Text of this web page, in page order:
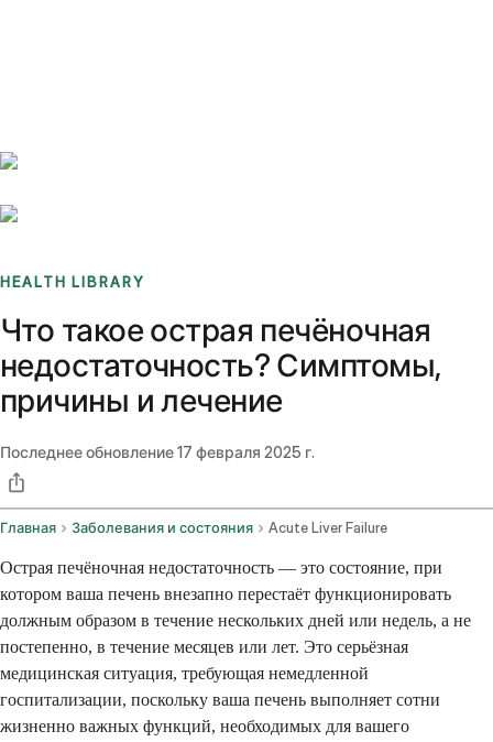
HEALTH LIBRARY
Что такое острая печёночная
недостаточность? Симптомы,
причины и лечение
Последнее обновление17 февраля 2025 г.
Главная Заболевания и состояния Acute Liver Failure
Острая печёночная недостаточность — это состояние, при
котором ваша печень внезапно перестаёт функционировать
должным образом в течение нескольких дней или недель, а не
постепенно, в течение месяцев или лет. Это серьёзная
медицинская ситуация, требующая немедленной
госпитализации, поскольку ваша печень выполняет сотни
жизненно важных функций, необходимых для вашего